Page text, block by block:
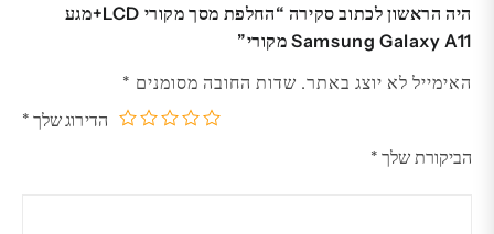
היה הראשון לכתוב סקירה “החלפת מסך מקורי LCD+מגע
Samsung Galaxy A11 מקורי”
האימייל לא יוצג באתר. שדות החובה מסומנים *
הדירוג שלך *
הביקורת שלך *